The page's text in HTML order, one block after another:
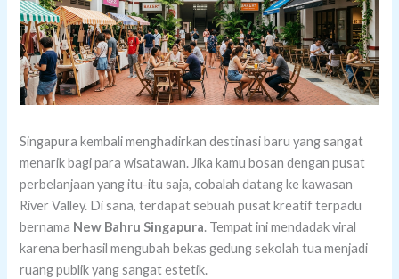
Singapura kembali menghadirkan destinasi baru yang sangat
menarik bagi para wisatawan. Jika kamu bosan dengan pusat
perbelanjaan yang itu-itu saja, cobalah datang ke kawasan
River Valley. Di sana, terdapat sebuah pusat kreatif terpadu
bernama New Bahru Singapura. Tempat ini mendadak viral
karena berhasil mengubah bekas gedung sekolah tua menjadi
ruang publik yang sangat estetik.